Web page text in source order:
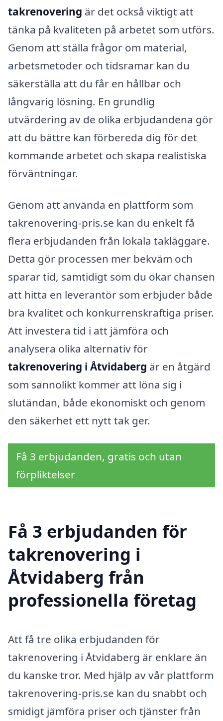
takrenovering är det också viktigt att
tänka på kvaliteten på arbetet som utförs.
Genom att ställa frågor om material,
arbetsmetoder och tidsramar kan du
säkerställa att du får en hållbar och
långvarig lösning. En grundlig
utvärdering av de olika erbjudandena gör
att du bättre kan förbereda dig för det
kommande arbetet och skapa realistiska
förväntningar.
Genom att använda en plattform som
takrenovering-pris.se kan du enkelt få
flera erbjudanden från lokala takläggare.
Detta gör processen mer bekväm och
sparar tid, samtidigt som du ökar chansen
att hitta en leverantör som erbjuder både
bra kvalitet och konkurrenskraftiga priser.
Att investera tid i att jämföra och
analysera olika alternativ för
takrenovering i Åtvidaberg är en åtgärd
som sannolikt kommer att löna sig i
slutändan, både ekonomiskt och genom
den säkerhet ett nytt tak ger.
Få 3 erbjudanden, gratis och utan
förpliktelser
Få 3 erbjudanden för
takrenovering i
Åtvidaberg från
professionella företag
Att få tre olika erbjudanden för
takrenovering i Åtvidaberg är enklare än
du kanske tror. Med hjälp av vår plattform
takrenovering-pris.se kan du snabbt och
smidigt jämföra priser och tjänster från